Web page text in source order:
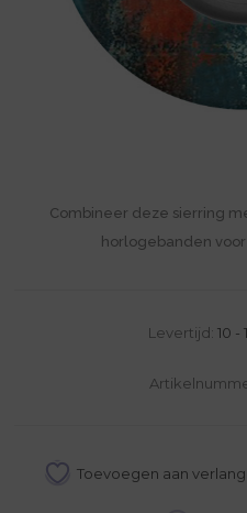
Combineer deze sierring
horlogebanden
Levertijd: 10 -